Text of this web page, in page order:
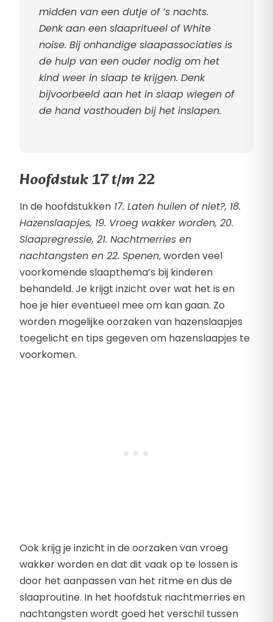
midden van een dutje of ’s nachts.
Denk aan een slaapritueel of White
noise. Bij onhandige slaapassociaties is
de hulp van een ouder nodig om het
kind weer in slaap te krijgen. Denk
bijvoorbeeld aan het in slaap wiegen of
de hand vasthouden bij het inslapen.
Hoofdstuk 17 t/m 22
In de hoofdstukken 17. Laten huilen of niet?, 18.
Hazenslaapjes, 19. Vroeg wakker worden, 20.
Slaapregressie, 21. Nachtmerries en
nachtangsten en 22. Spenen, worden veel
voorkomende slaapthema’s bij kinderen
behandeld. Je krijgt inzicht over wat het is en
hoe je hier eventueel mee om kan gaan. Zo
worden mogelijke oorzaken van hazenslaapjes
toegelicht en tips gegeven om hazenslaapjes te
voorkomen.
Ook krijg je inzicht in de oorzaken van vroeg
wakker worden en dat dit vaak op te lossen is
door het aanpassen van het ritme en dus de
slaaproutine. In het hoofdstuk nachtmerries en
nachtangsten wordt goed het verschil tussen